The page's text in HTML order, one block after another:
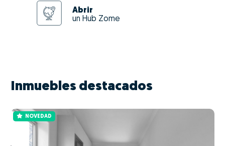
Abrir
un Hub Zome
Inmuebles destacados
NOVEDAD